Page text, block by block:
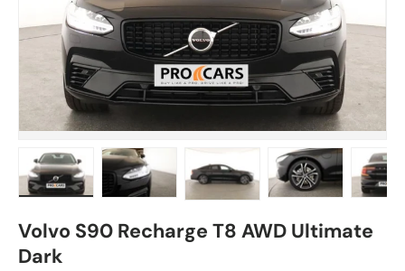
Încărcați imaginea 1 în vizualizarea galeriei
Încărcați imaginea 2 în vizualizarea galeriei
Încărcați imaginea 3 în
Încărcați imaginea
Volvo S90 Recharge T8 AWD Ultimate
Dark